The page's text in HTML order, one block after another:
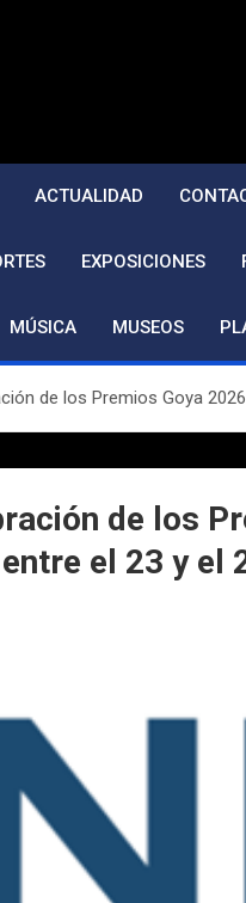
ACTUALIDAD
EXPOSICIONES
MÚSICA MUSEOS
de los Premios Goya
de los
el 23 y el